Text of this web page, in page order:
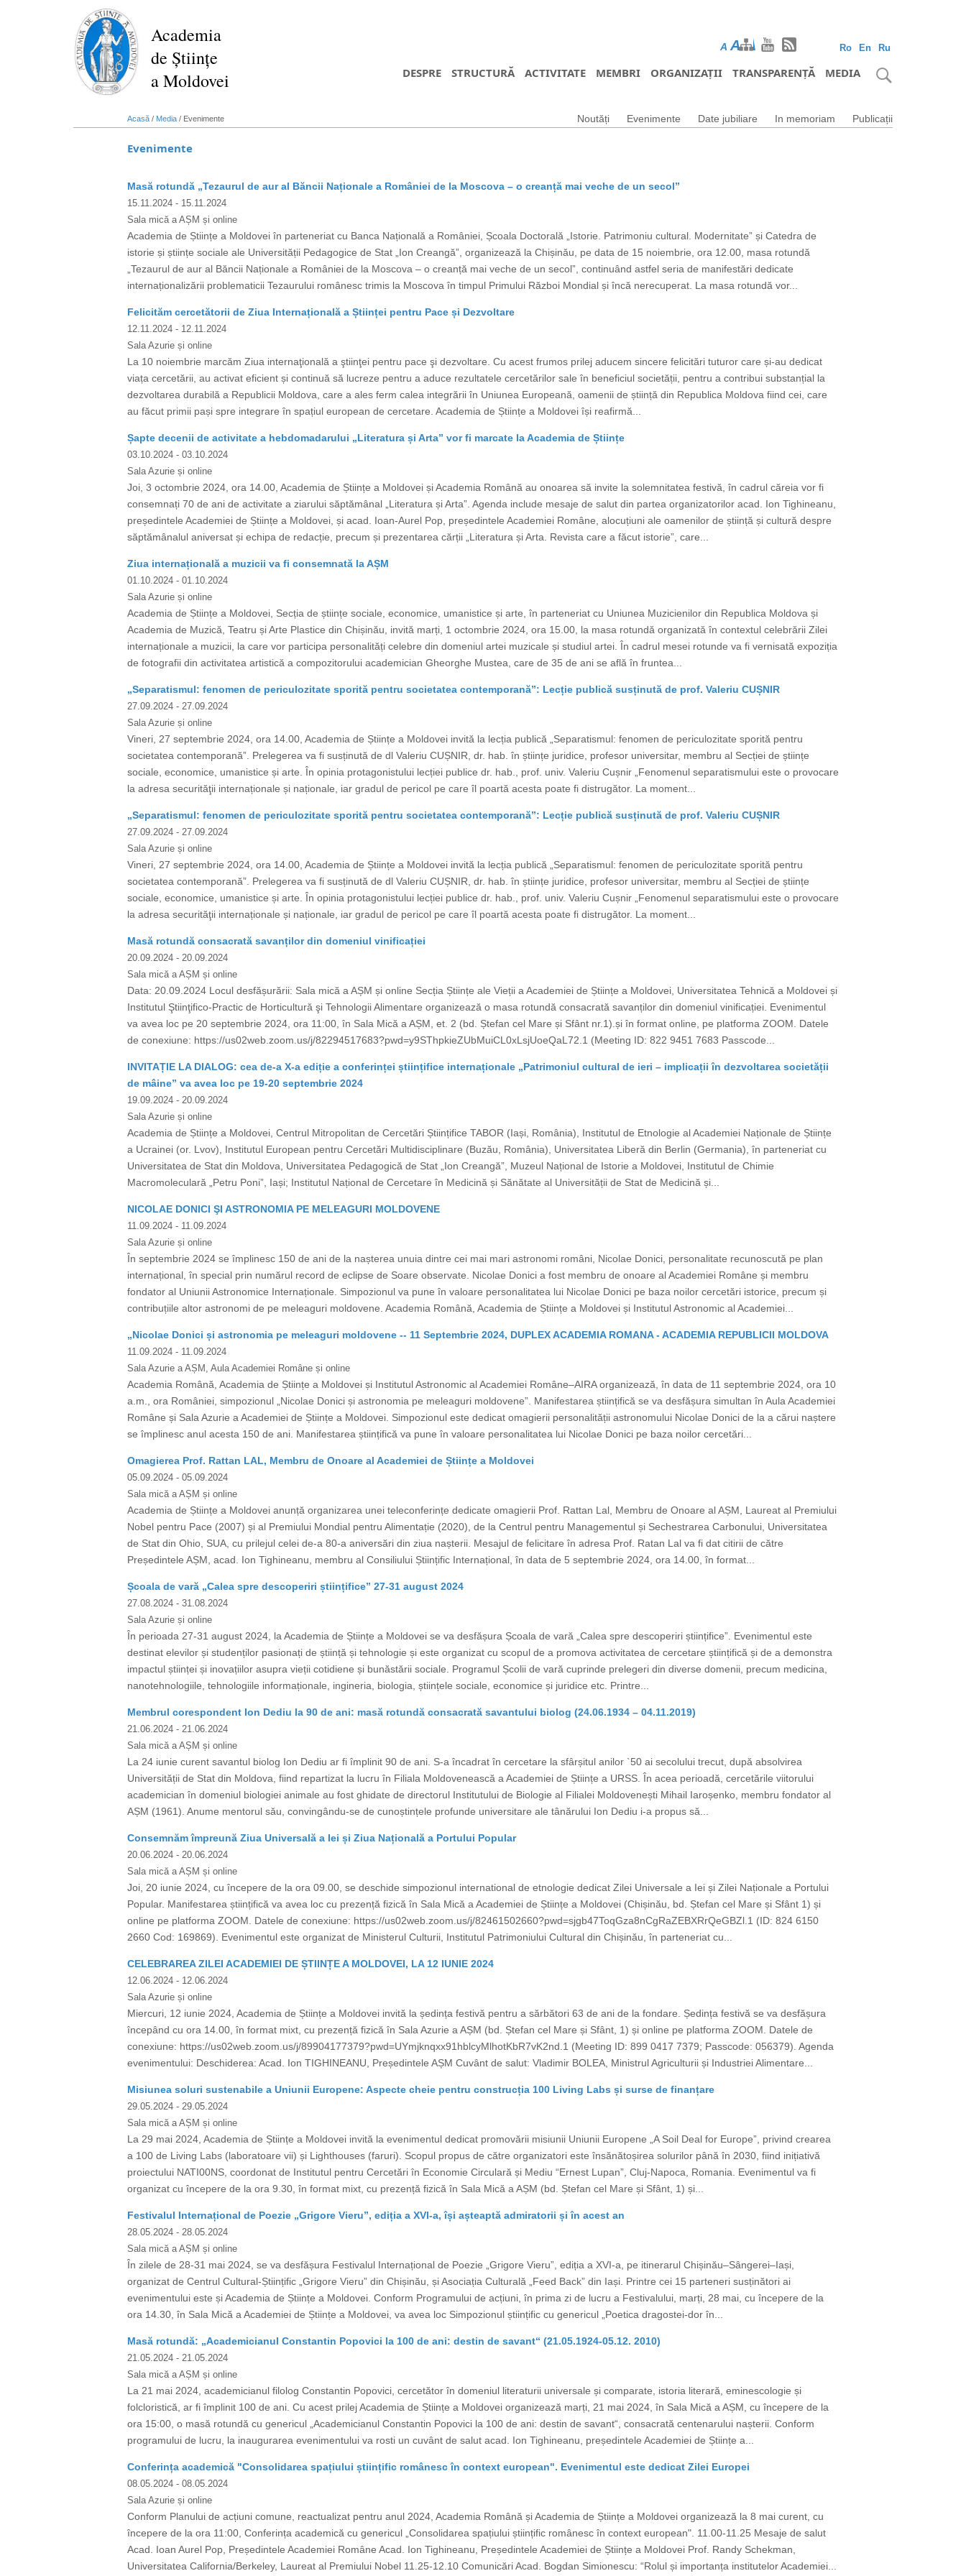
Academia
de Științe
a Moldovei
Ro En Ru
A AA
DESPRE STRUCTURĂ ACTIVITATE MEMBRI ORGANIZAȚII TRANSPARENȚĂ MEDIA
Acasă / Media / Evenimente Noutăți Evenimente Date jubiliare In memoriam Publicații
Evenimente
Masă rotundă „Tezaurul de aur al Băncii Naționale a României de la Moscova – o creanță mai veche de un secol”
15.11.2024 - 15.11.2024
Sala mică a AȘM și online
Academia de Științe a Moldovei în parteneriat cu Banca Națională a României, Școala Doctorală „Istorie. Patrimoniu cultural. Modernitate” și Catedra de
istorie și științe sociale ale Universității Pedagogice de Stat „Ion Creangă”, organizează la Chișinău, pe data de 15 noiembrie, ora 12.00, masa rotundă
„Tezaurul de aur al Băncii Naționale a României de la Moscova – o creanță mai veche de un secol”, continuând astfel seria de manifestări dedicate
internaționalizării problematicii Tezaurului românesc trimis la Moscova în timpul Primului Război Mondial și încă nerecuperat. La masa rotundă vor...
Felicităm cercetătorii de Ziua Internațională a Științei pentru Pace și Dezvoltare
12.11.2024 - 12.11.2024
Sala Azurie și online
La 10 noiembrie marcăm Ziua internaţională a ştiinţei pentru pace şi dezvoltare. Cu acest frumos prilej aducem sincere felicitări tuturor care și-au dedicat
viața cercetării, au activat eficient și continuă să lucreze pentru a aduce rezultatele cercetărilor sale în beneficiul societății, pentru a contribui substanțial la
dezvoltarea durabilă a Republicii Moldova, care a ales ferm calea integrării în Uniunea Europeană, oamenii de știință din Republica Moldova fiind cei, care
au făcut primii pași spre integrare în spațiul european de cercetare. Academia de Științe a Moldovei își reafirmă...
Șapte decenii de activitate a hebdomadarului „Literatura și Arta” vor fi marcate la Academia de Științe
03.10.2024 - 03.10.2024
Sala Azurie și online
Joi, 3 octombrie 2024, ora 14.00, Academia de Științe a Moldovei și Academia Română au onoarea să invite la solemnitatea festivă, în cadrul căreia vor fi
consemnați 70 de ani de activitate a ziarului săptămânal „Literatura și Arta”. Agenda include mesaje de salut din partea organizatorilor acad. Ion Tighineanu,
președintele Academiei de Științe a Moldovei, și acad. Ioan-Aurel Pop, președintele Academiei Române, alocuțiuni ale oamenilor de știință și cultură despre
săptămânalul aniversat și echipa de redacție, precum și prezentarea cărții „Literatura și Arta. Revista care a făcut istorie”, care...
Ziua internațională a muzicii va fi consemnată la AȘM
01.10.2024 - 01.10.2024
Sala Azurie și online
Academia de Științe a Moldovei, Secția de științe sociale, economice, umanistice și arte, în parteneriat cu Uniunea Muzicienilor din Republica Moldova și
Academia de Muzică, Teatru și Arte Plastice din Chișinău, invită marți, 1 octombrie 2024, ora 15.00, la masa rotundă organizată în contextul celebrării Zilei
internaționale a muzicii, la care vor participa personalități celebre din domeniul artei muzicale și studiul artei. În cadrul mesei rotunde va fi vernisată expoziția
de fotografii din activitatea artistică a compozitorului academician Gheorghe Mustea, care de 35 de ani se află în fruntea...
„Separatismul: fenomen de periculozitate sporită pentru societatea contemporană”: Lecție publică susținută de prof. Valeriu CUȘNIR
27.09.2024 - 27.09.2024
Sala Azurie și online
Vineri, 27 septembrie 2024, ora 14.00, Academia de Științe a Moldovei invită la lecția publică „Separatismul: fenomen de periculozitate sporită pentru
societatea contemporană”. Prelegerea va fi susținută de dl Valeriu CUȘNIR, dr. hab. în științe juridice, profesor universitar, membru al Secției de științe
sociale, economice, umanistice și arte. În opinia protagonistului lecției publice dr. hab., prof. univ. Valeriu Cușnir „Fenomenul separatismului este o provocare
la adresa securităţii internaționale și naționale, iar gradul de pericol pe care îl poartă acesta poate fi distrugător. La moment...
„Separatismul: fenomen de periculozitate sporită pentru societatea contemporană”: Lecție publică susținută de prof. Valeriu CUȘNIR
27.09.2024 - 27.09.2024
Sala Azurie și online
Vineri, 27 septembrie 2024, ora 14.00, Academia de Științe a Moldovei invită la lecția publică „Separatismul: fenomen de periculozitate sporită pentru
societatea contemporană”. Prelegerea va fi susținută de dl Valeriu CUȘNIR, dr. hab. în științe juridice, profesor universitar, membru al Secției de științe
sociale, economice, umanistice și arte. În opinia protagonistului lecției publice dr. hab., prof. univ. Valeriu Cușnir „Fenomenul separatismului este o provocare
la adresa securităţii internaționale și naționale, iar gradul de pericol pe care îl poartă acesta poate fi distrugător. La moment...
Masă rotundă consacrată savanților din domeniul vinificației
20.09.2024 - 20.09.2024
Sala mică a AȘM și online
Data: 20.09.2024 Locul desfășurării: Sala mică a AȘM și online Secția Științe ale Vieții a Academiei de Științe a Moldovei, Universitatea Tehnică a Moldovei și
Institutul Ştiinţifico-Practic de Horticultură şi Tehnologii Alimentare organizează o masa rotundă consacrată savanților din domeniul vinificației. Evenimentul
va avea loc pe 20 septembrie 2024, ora 11:00, în Sala Mică a AȘM, et. 2 (bd. Ștefan cel Mare și Sfânt nr.1).și în format online, pe platforma ZOOM. Datele
de conexiune: https://us02web.zoom.us/j/82294517683?pwd=y9SThpkieZUbMuiCL0xLsjUoeQaL72.1 (Meeting ID: 822 9451 7683 Passcode...
INVITAȚIE LA DIALOG: cea de-a X-a ediție a conferinței științifice internaționale „Patrimoniul cultural de ieri – implicații în dezvoltarea societății
de mâine” va avea loc pe 19-20 septembrie 2024
19.09.2024 - 20.09.2024
Sala Azurie și online
Academia de Științe a Moldovei, Centrul Mitropolitan de Cercetări Științifice TABOR (Iași, România), Institutul de Etnologie al Academiei Naționale de Științe
a Ucrainei (or. Lvov), Institutul European pentru Cercetări Multidisciplinare (Buzău, România), Universitatea Liberă din Berlin (Germania), în parteneriat cu
Universitatea de Stat din Moldova, Universitatea Pedagogică de Stat „Ion Creangă”, Muzeul Național de Istorie a Moldovei, Institutul de Chimie
Macromoleculară „Petru Poni”, Iași; Institutul Național de Cercetare în Medicină și Sănătate al Universității de Stat de Medicină și...
NICOLAE DONICI ŞI ASTRONOMIA PE MELEAGURI MOLDOVENE
11.09.2024 - 11.09.2024
Sala Azurie și online
În septembrie 2024 se împlinesc 150 de ani de la nașterea unuia dintre cei mai mari astronomi români, Nicolae Donici, personalitate recunoscută pe plan
internațional, în special prin numărul record de eclipse de Soare observate. Nicolae Donici a fost membru de onoare al Academiei Române și membru
fondator al Uniunii Astronomice Internaționale. Simpozionul va pune în valoare personalitatea lui Nicolae Donici pe baza noilor cercetări istorice, precum și
contribuțiile altor astronomi de pe meleaguri moldovene. Academia Română, Academia de Științe a Moldovei și Institutul Astronomic al Academiei...
„Nicolae Donici și astronomia pe meleaguri moldovene -- 11 Septembrie 2024, DUPLEX ACADEMIA ROMANA - ACADEMIA REPUBLICII MOLDOVA
11.09.2024 - 11.09.2024
Sala Azurie a AȘM, Aula Academiei Române și online
Academia Română, Academia de Științe a Moldovei și Institutul Astronomic al Academiei Române–AIRA organizează, în data de 11 septembrie 2024, ora 10
a.m., ora României, simpozionul „Nicolae Donici și astronomia pe meleaguri moldovene”. Manifestarea științifică se va desfășura simultan în Aula Academiei
Române și Sala Azurie a Academiei de Științe a Moldovei. Simpozionul este dedicat omagierii personalității astronomului Nicolae Donici de la a cărui naștere
se împlinesc anul acesta 150 de ani. Manifestarea științifică va pune în valoare personalitatea lui Nicolae Donici pe baza noilor cercetări...
Omagierea Prof. Rattan LAL, Membru de Onoare al Academiei de Științe a Moldovei
05.09.2024 - 05.09.2024
Sala mică a AȘM și online
Academia de Științe a Moldovei anunță organizarea unei teleconferințe dedicate omagierii Prof. Rattan Lal, Membru de Onoare al AȘM, Laureat al Premiului
Nobel pentru Pace (2007) și al Premiului Mondial pentru Alimentație (2020), de la Centrul pentru Managementul și Sechestrarea Carbonului, Universitatea
de Stat din Ohio, SUA, cu prilejul celei de-a 80-a aniversări din ziua nașterii. Mesajul de felicitare în adresa Prof. Ratan Lal va fi dat citirii de către
Președintele AȘM, acad. Ion Tighineanu, membru al Consiliului Științific Internațional, în data de 5 septembrie 2024, ora 14.00, în format...
Școala de vară „Calea spre descoperiri științifice” 27-31 august 2024
27.08.2024 - 31.08.2024
Sala Azurie și online
În perioada 27-31 august 2024, la Academia de Științe a Moldovei se va desfășura Școala de vară „Calea spre descoperiri științifice”. Evenimentul este
destinat elevilor și studenților pasionați de știință și tehnologie și este organizat cu scopul de a promova activitatea de cercetare științifică și de a demonstra
impactul științei și inovațiilor asupra vieții cotidiene și bunăstării sociale. Programul Școlii de vară cuprinde prelegeri din diverse domenii, precum medicina,
nanotehnologiile, tehnologiile informaționale, ingineria, biologia, științele sociale, economice și juridice etc. Printre...
Membrul corespondent Ion Dediu la 90 de ani: masă rotundă consacrată savantului biolog (24.06.1934 – 04.11.2019)
21.06.2024 - 21.06.2024
Sala mică a AȘM și online
La 24 iunie curent savantul biolog Ion Dediu ar fi împlinit 90 de ani. S-a încadrat în cercetare la sfârșitul anilor `50 ai secolului trecut, după absolvirea
Universității de Stat din Moldova, fiind repartizat la lucru în Filiala Moldovenească a Academiei de Științe a URSS. În acea perioadă, cercetările viitorului
academician în domeniul biologiei animale au fost ghidate de directorul Institutului de Biologie al Filialei Moldovenești Mihail Iaroșenko, membru fondator al
AȘM (1961). Anume mentorul său, convingându-se de cunoștințele profunde universitare ale tânărului Ion Dediu i-a propus să...
Consemnăm împreună Ziua Universală a Iei și Ziua Națională a Portului Popular
20.06.2024 - 20.06.2024
Sala mică a AȘM și online
Joi, 20 iunie 2024, cu începere de la ora 09.00, se deschide simpozionul international de etnologie dedicat Zilei Universale a Iei și Zilei Naționale a Portului
Popular. Manifestarea științifică va avea loc cu prezență fizică în Sala Mică a Academiei de Științe a Moldovei (Chișinău, bd. Ștefan cel Mare și Sfânt 1) și
online pe platforma ZOOM. Datele de conexiune: https://us02web.zoom.us/j/82461502660?pwd=sjgb47ToqGza8nCgRaZEBXRrQeGBZl.1 (ID: 824 6150
2660 Cod: 169869). Evenimentul este organizat de Ministerul Culturii, Institutul Patrimoniului Cultural din Chișinău, în parteneriat cu...
CELEBRAREA ZILEI ACADEMIEI DE ȘTIINȚE A MOLDOVEI, LA 12 IUNIE 2024
12.06.2024 - 12.06.2024
Sala Azurie și online
Miercuri, 12 iunie 2024, Academia de Științe a Moldovei invită la ședința festivă pentru a sărbători 63 de ani de la fondare. Ședința festivă se va desfășura
începând cu ora 14.00, în format mixt, cu prezență fizică în Sala Azurie a AȘM (bd. Ștefan cel Mare și Sfânt, 1) și online pe platforma ZOOM. Datele de
conexiune: https://us02web.zoom.us/j/89904177379?pwd=UYmjknqxx91hblcyMlhotKbR7vK2nd.1 (Meeting ID: 899 0417 7379; Passcode: 056379). Agenda
evenimentului: Deschiderea: Acad. Ion TIGHINEANU, Președintele AȘM Cuvânt de salut: Vladimir BOLEA, Ministrul Agriculturii și Industriei Alimentare...
Misiunea soluri sustenabile a Uniunii Europene: Aspecte cheie pentru construcția 100 Living Labs și surse de finanțare
29.05.2024 - 29.05.2024
Sala mică a AȘM și online
La 29 mai 2024, Academia de Științe a Moldovei invită la evenimentul dedicat promovării misiunii Uniunii Europene „A Soil Deal for Europe”, privind crearea
a 100 de Living Labs (laboratoare vii) și Lighthouses (faruri). Scopul propus de către organizatori este însănătoșirea solurilor până în 2030, fiind inițiativă
proiectului NATI00NS, coordonat de Institutul pentru Cercetări în Economie Circulară și Mediu “Ernest Lupan”, Cluj-Napoca, Romania. Evenimentul va fi
organizat cu începere de la ora 9.30, în format mixt, cu prezență fizică în Sala Mică a AȘM (bd. Ștefan cel Mare și Sfânt, 1) și...
Festivalul Internațional de Poezie „Grigore Vieru”, ediția a XVI-a, își așteaptă admiratorii și în acest an
28.05.2024 - 28.05.2024
Sala mică a AȘM și online
În zilele de 28-31 mai 2024, se va desfășura Festivalul Internațional de Poezie „Grigore Vieru”, ediția a XVI-a, pe itinerarul Chișinău–Sângerei–Iași,
organizat de Centrul Cultural-Științific „Grigore Vieru” din Chișinău, și Asociația Culturală „Feed Back” din Iași. Printre cei 15 parteneri susținători ai
evenimentului este și Academia de Științe a Moldovei. Conform Programului de acțiuni, în prima zi de lucru a Festivalului, marți, 28 mai, cu începere de la
ora 14.30, în Sala Mică a Academiei de Științe a Moldovei, va avea loc Simpozionul științific cu genericul „Poetica dragostei-dor în...
Masă rotundă: „Academicianul Constantin Popovici la 100 de ani: destin de savant“ (21.05.1924-05.12. 2010)
21.05.2024 - 21.05.2024
Sala mică a AȘM și online
La 21 mai 2024, academicianul filolog Constantin Popovici, cercetător în domeniul literaturii universale și comparate, istoria literară, eminescologie și
folcloristică, ar fi împlinit 100 de ani. Cu acest prilej Academia de Științe a Moldovei organizează marți, 21 mai 2024, în Sala Mică a AȘM, cu începere de la
ora 15:00, o masă rotundă cu genericul „Academicianul Constantin Popovici la 100 de ani: destin de savant“, consacrată centenarului nașterii. Conform
programului de lucru, la inaugurarea evenimentului va rosti un cuvânt de salut acad. Ion Tighineanu, președintele Academiei de Științe a...
Conferința academică "Consolidarea spațiului științific românesc în context european". Evenimentul este dedicat Zilei Europei
08.05.2024 - 08.05.2024
Sala Azurie și online
Conform Planului de acțiuni comune, reactualizat pentru anul 2024, Academia Română și Academia de Științe a Moldovei organizează la 8 mai curent, cu
începere de la ora 11:00, Conferința academică cu genericul „Consolidarea spațiului științific românesc în context european". 11.00-11.25 Mesaje de salut
Acad. Ioan Aurel Pop, Președintele Academiei Române Acad. Ion Tighineanu, Președintele Academiei de Științe a Moldovei Prof. Randy Schekman,
Universitatea California/Berkeley, Laureat al Premiului Nobel 11.25-12.10 Comunicări Acad. Bogdan Simionescu: “Rolul și importanța institutelor Academiei...